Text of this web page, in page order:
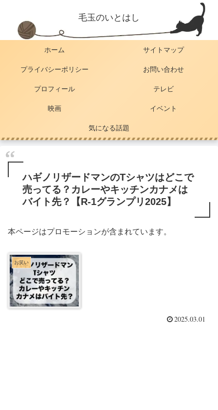
毛玉のいとはし
ホーム サイトマップ
プライバシーポリシー お問い合わせ
プロフィール テレビ
映画 イベント
気になる話題
ハギノリザードマンのTシャツはどこで
売ってる？カレーやキッチンカナメは
バイト先？【R-1グランプリ2025】
本ページはプロモーションが含まれています。
お笑い
2025.03.01